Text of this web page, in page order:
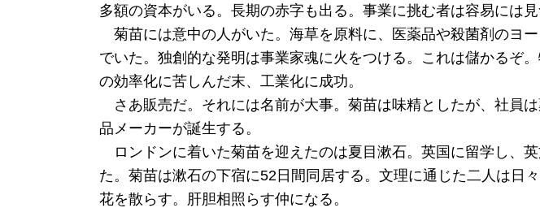
多額の資本がいる。長期の赤字も出る。事業に挑む者は容易には見
菊苗には意中の人がいた。海草を原料に、医薬品や殺菌剤のヨ
でいた。独創的な発明は事業家魂に火をつける。これは儲かるぞ
の効率化に苦しんだ末、工業化に成功。
さあ販売だ。それには名前が大事。菊苗は味精としたが、社員
品メーカーが誕生する。
ロンドンに着いた菊苗を迎えたのは夏目漱石。英国に留学し、
た。菊苗は漱石の下宿に52日間同居する。文理に通じた二人は日
花を散らす。肝胆相照らす仲になる。